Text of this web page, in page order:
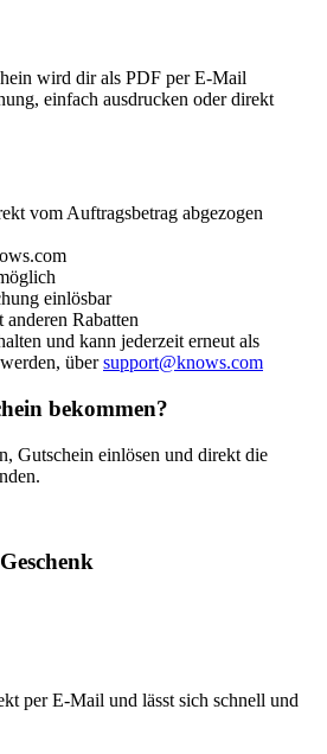
wird dir als PDF per E-Mail
einfach ausdrucken oder direkt
vom Auftragsbetrag abgezogen
einlösbar
Rabatten
und kann jederzeit erneut als
übersupport@knows.com
bekommen?
Gutschein einlösen und direkt die
per E-Mail und lässt sich schnell und